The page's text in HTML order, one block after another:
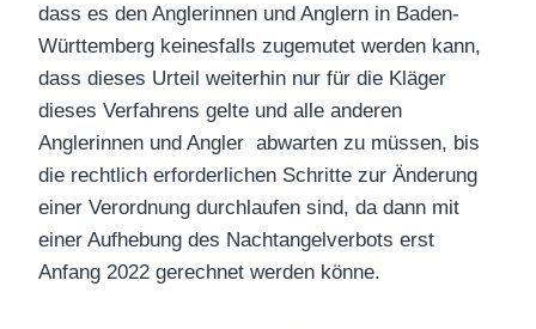
dass es den Anglerinnen und Anglern in Baden-
Württemberg keinesfalls zugemutet werden kann,
dass dieses Urteil weiterhin nur für die Kläger
dieses Verfahrens gelte und alle anderen
Anglerinnen und Angler abwarten zu müssen, bis
die rechtlich erforderlichen Schritte zur Änderung
einer Verordnung durchlaufen sind, da dann mit
einer Aufhebung des Nachtangelverbots erst
Anfang 2022 gerechnet werden könne.